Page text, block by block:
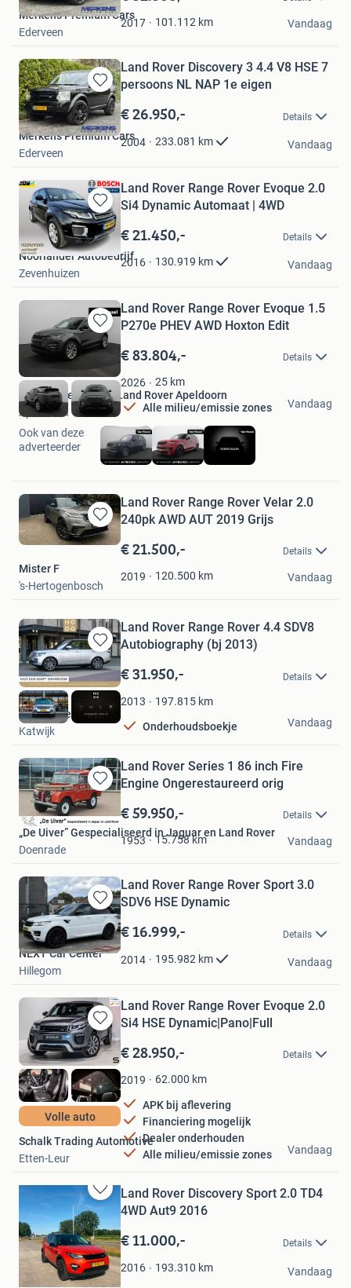
Mijn
Favorieten2017 101.112 km
Merkens Premium Cars
Ederveen
Vandaag
Bewaren
in
Mijn
Favorieten
Land Rover Discovery 3 4.4 V8 HSE 7
persoons NL NAP 1e eigen
€ 26.950,- Details
2004 233.081 km
Merkens Premium Cars
Ederveen
Vandaag
Bewaren
in
Mijn
Favorieten
Land Rover Range Rover Evoque 2.0
Si4 Dynamic Automaat | 4WD
€ 21.450,- Details
2016 130.919 km
Noorlander Autobedrijf
Zevenhuizen
Vandaag
Bewaren
in
Favorieten
Land Rover Range Rover Evoque 1.5
P270e PHEV AWD Hoxton Edit
€ 83.804,- Details
2026 25 km
Alle milieu/emissie zones
Van Mossel Jaguar Land Rover Apeldoorn
Apeldoorn
Vandaag
Ook van deze
adverteerder
Bewaren
in
Favorieten
Land Rover Range Rover Velar 2.0
240pk AWD AUT 2019 Grijs
€ 21.500,- Details
2019 120.500 km
Mister F
's-Hertogenbosch
Vandaag
Bewaren
in
Mijn
Favorieten
Land Rover Range Rover 4.4 SDV8
Autobiography (bj 2013)
€ 31.950,- Details
2013 197.815 km
Onderhoudsboekje
HooG Selections
Katwijk
Vandaag
Bewaren
in
Mijn
Favorieten
Land Rover Series 1 86 inch Fire
Engine Ongerestaureerd orig
€ 59.950,- Details
1953 15.758km
„De Uiver” Gespecialiseerd in Jaguar en Land Rover
Doenrade
Vandaag
Bewaren
in
Mijn
Favorieten
Land Rover Range Rover Sport 3.0
SDV6 HSE Dynamic
€ 16.999,- Details
2014 195.982 km
NEXT Car Center
Hillegom
Vandaag
Bewaren
in
Mijn
Favorieten
Volle auto
Land Rover Range Rover Evoque 2.0
Si4 HSE Dynamic|Pano|Full
€ 28.950,- Details
2019 62.000 km
APK bij aflevering
Financiering mogelijk
Dealer onderhouden
Alle milieu/emissie zones
Schalk Trading Automotive
Etten-Leur
Vandaag
Bewaren
in
Mijn
Favorieten
Land Rover Discovery Sport 2.0 TD4
4WD Aut9 2016
€ 11.000,- Details
2016 193.310 km
Fam. A
Almelo
Vandaag